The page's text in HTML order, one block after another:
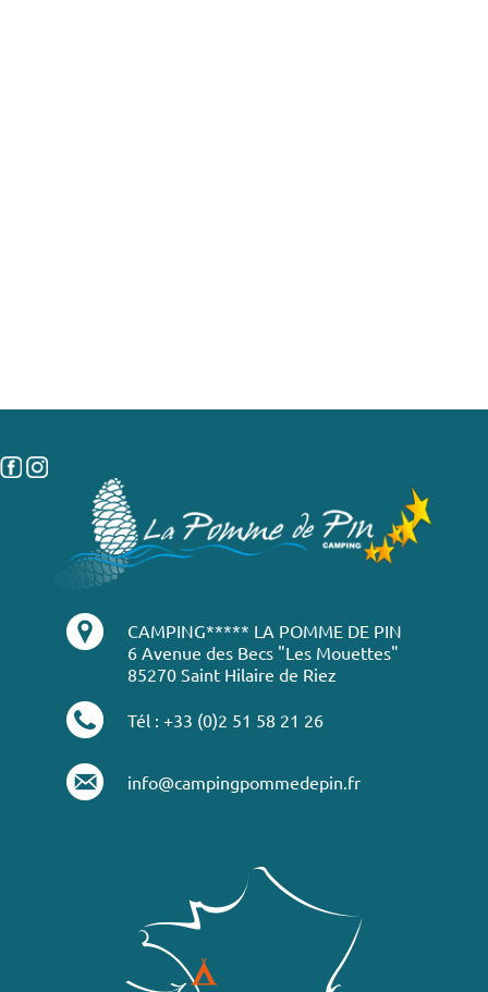
CAMPING***** LA POMME DE PIN
6 Avenue des Becs "Les Mouettes"
85270 Saint Hilaire de Riez
Tél : +33 (0)2 51 58 21 26
info@campingpommedepin.fr